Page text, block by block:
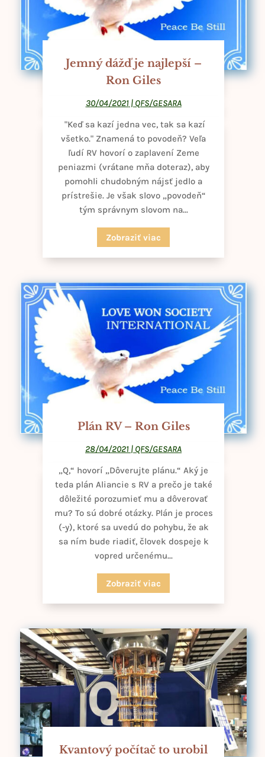
Jemný dážď je najlepší –
Ron Giles
30/04/2021| QFS/GESARA
"Keď sa kazí jedna vec, tak sa kazí
všetko." Znamená to povodeň? Veľa
ľudí RV hovorí o zaplavení Zeme
peniazmi (vrátane mňa doteraz), aby
pomohli chudobným nájsť jedlo a
prístrešie. Je však slovo „povodeň“
tým správnym slovom na...
Zobraziť viac
Plán RV – Ron Giles
28/04/2021 | QFS/GESARA
„Q,“ hovorí „Dôverujte plánu.“ Aký je
teda plán Aliancie s RV a prečo je také
dôležité porozumieť mu a dôverovať
mu? To sú dobré otázky. Plán je proces
(-y), ktoré sa uvedú do pohybu, že ak
sa ním bude riadiť, človek dospeje k
vopred určenému...
Zobraziť viac
Kvantový počítač to urobil